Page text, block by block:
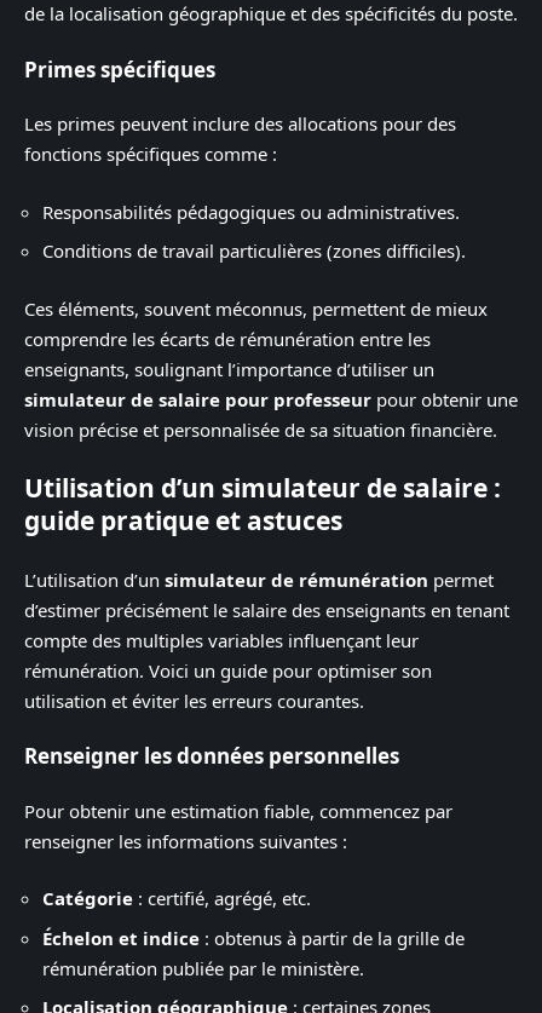
de la localisation géographique et des spécificités du poste.
Primes spécifiques
Les primes peuvent inclure des allocations pour des
fonctions spécifiques comme :
Responsabilités pédagogiques ou administratives.
Conditions de travail particulières (zones difficiles).
Ces éléments, souvent méconnus, permettent de mieux
comprendre les écarts de rémunération entre les
enseignants, soulignant l’importance d’utiliser un
simulateur de salaire pour professeur pour obtenir une
vision précise et personnalisée de sa situation financière.
Utilisation d’un simulateur de salaire :
guide pratique et astuces
L’utilisation d’un simulateur de rémunération permet
d’estimer précisément le salaire des enseignants en tenant
compte des multiples variables influençant leur
rémunération. Voici un guide pour optimiser son
utilisation et éviter les erreurs courantes.
Renseigner les données personnelles
Pour obtenir une estimation fiable, commencez par
renseigner les informations suivantes :
Catégorie : certifié, agrégé, etc.
Échelon et indice : obtenus à partir de la grille de
rémunération publiée par le ministère.
Localisation géographique : certaines zones